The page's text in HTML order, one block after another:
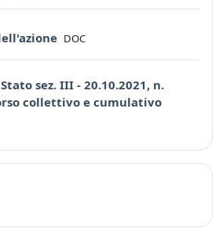
File
DOC
sez. III - 20.10.2021, n.
collettivo e cumulativoFile